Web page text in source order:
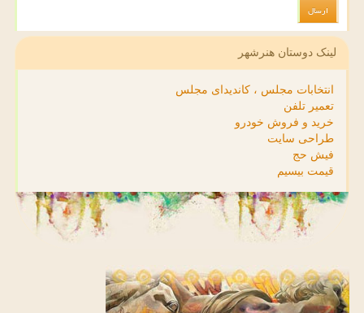
لینک دوستان هنرشهر
انتخابات مجلس ، کاندیدای مجلس
تعمیر تلفن
خرید و فروش خودرو
طراحی سایت
فیش حج
قیمت بیسیم